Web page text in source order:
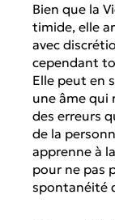
Bien que la
timide, elle
avec
cependant
Elle peut en
une âme qui
des erreurs
de la
apprenne à
pour ne pas
spontanéité